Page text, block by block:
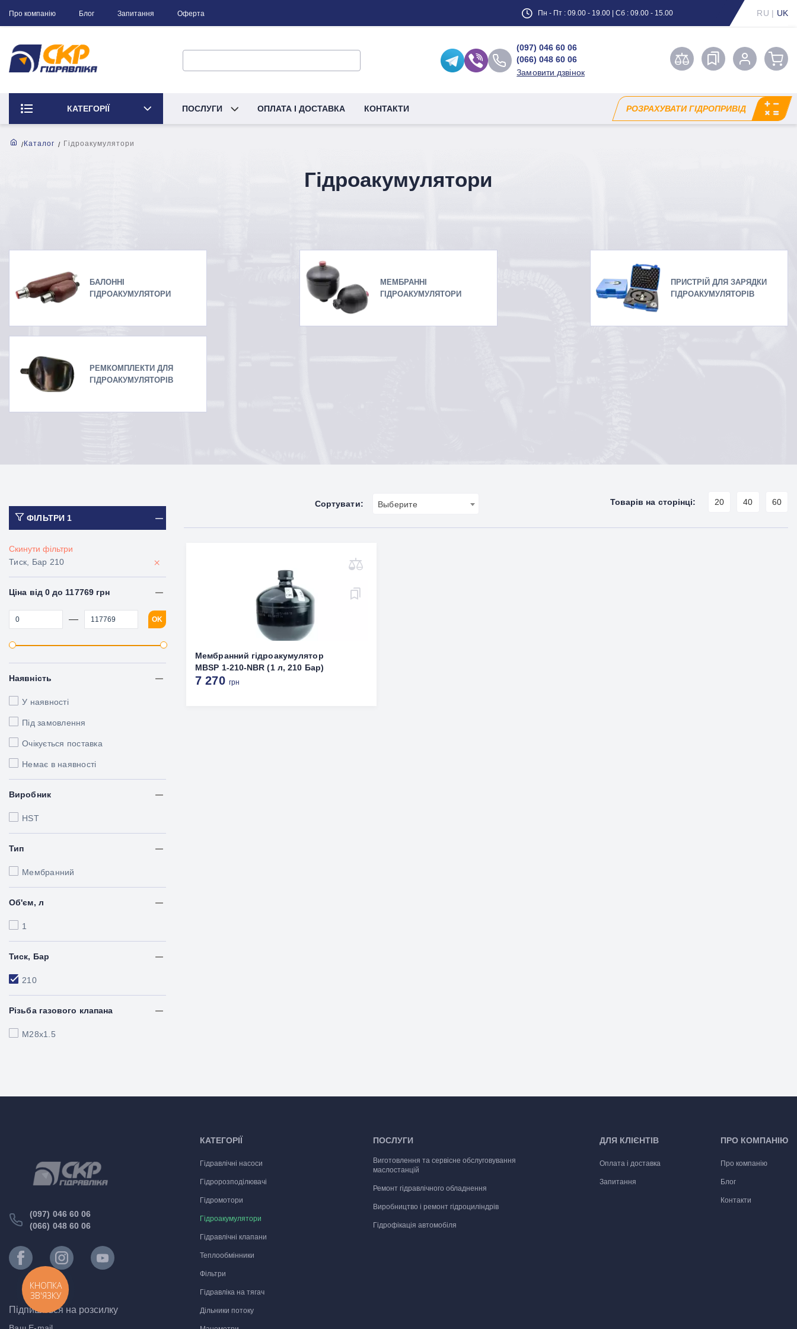
Про компанію Блог Запитання Оферта Пн - Пт : 09.00 - 19.00 | Сб : 09.00 - 15.00 RU | UK
(097) 046 60 06
(066) 048 60 06
Замовити дзвінок
КАТЕГОРІЇ ПОСЛУГИ ОПЛАТА І ДОСТАВКА КОНТАКТИ РОЗРАХУВАТИ ГІДРОПРИВІД
Каталог Гідроакумулятори
Гідроакумулятори
БАЛОННІ
ГІДРОАКУМУЛЯТОРИ
МЕМБРАННІ
ГІДРОАКУМУЛЯТОРИ
ПРИСТРІЙ ДЛЯ ЗАРЯДКИ
ГІДРОАКУМУЛЯТОРІВ
РЕМКОМПЛЕКТИ ДЛЯ
ГІДРОАКУМУЛЯТОРІВ
ФІЛЬТРИ1
Скинути фільтри
Тиск, Бар 210
×
Ціна від 0 до 117769 грн
— OK
Наявність
У наявності
Під замовлення
Очікується поставка
Немає в наявності
Виробник
HST
Тип
Мембранний
Об'єм, л
1
Тиск, Бар
210
Різьба газового клапана
M28x1.5
Сортувати: Выберите Товарів на сторінці: 20 40 60
Мембранний гідроакумулятор
MBSP 1-210-NBR (1 л, 210 Бар)
7 270 грн
(097) 046 60 06
(066) 048 60 06
Підпишіться на розсилку
КАТЕГОРІЇ
Гідравлічні насоси
Гідророзподілювачі
Гідромотори
Гідроакумулятори
Гідравлічні клапани
Теплообмінники
Фільтри
Гідравліка на тягач
Дільники потоку
ПОСЛУГИ
Виготовлення та сервісне обслуговування
маслостанцій
Ремонт гідравлічного обладнення
Виробництво і ремонт гідроциліндрів
Гідрофікація автомобіля
ДЛЯ КЛІЄНТІВ
Оплата і доставка
Запитання
ПРО КОМПАНІЮ
Про компанію
Блог
Контакти
КНОПКА
ЗВ'ЯЗКУ